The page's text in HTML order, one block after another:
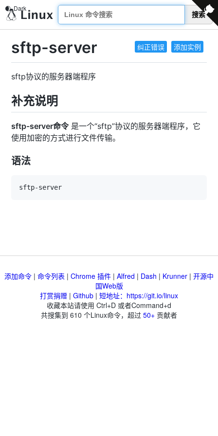
搜索
纠正错误 添加实例
sftp-server
sftp协议的服务器端程序
补充说明
sftp-server命令是一个“sftp”协议的服务器端程序，它
使用加密的方式进行文件传输。
语法
添加命令 | 命令列表 | Chrome 插件 | Alfred | Dash | Krunner | 开源中
国Web版
打赏捐赠 | Github | 短地址：https://git.io/linux
收藏本站请使用 Ctrl+D 或者Command+d
共搜集到 610 个Linux命令，超过 50+ 贡献者